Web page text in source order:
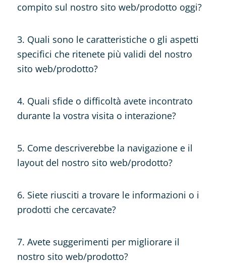
compito sul nostro sito web/prodotto oggi?
3. Quali sono le caratteristiche o gli aspetti
specifici che ritenete più validi del nostro
sito web/prodotto?
4. Quali sfide o difficoltà avete incontrato
durante la vostra visita o interazione?
5. Come descriverebbe la navigazione e il
layout del nostro sito web/prodotto?
6. Siete riusciti a trovare le informazioni o i
prodotti che cercavate?
7. Avete suggerimenti per migliorare il
nostro sito web/prodotto?